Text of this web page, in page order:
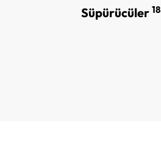
Süpürücüler18